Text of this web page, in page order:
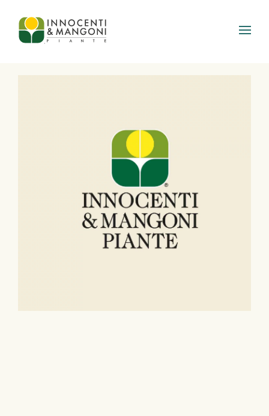
Skip to main content